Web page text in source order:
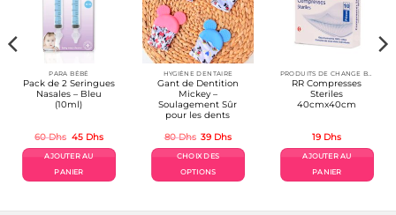
PARA BÉBÉ
Pack de 2 Seringues
Nasales – Bleu
(10ml)
60Dhs Le
initial
était :
60 Dhs.
45 DhsLe
actuel
AJOUTER AU
PANIER
HYGIÈNE DENTAIRE
Gant de Dentition
Mickey –
Soulagement Sûr
pour les dents
80Dhs Le
initial
était :
80 Dhs.
39 DhsLe
actuel
CHOIX DES
OPTIONS
PRODUITS DE CHANGE BÉBÉ
RR Compresses
Steriles
40cmx40cm
19 Dhs
AJOUTER AU
PANIER